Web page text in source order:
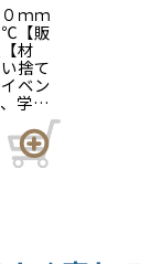
ｍｍ
℃【販
材
捨て
ベン
学園
祭
、露
ー、
の容